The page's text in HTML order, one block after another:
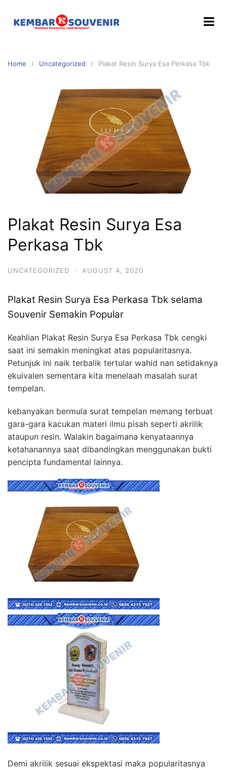
Home Uncategorized Plakat Resin Surya Esa Perkasa Tbk
Plakat Resin Surya Esa
Perkasa Tbk
UNCATEGORIZED · AUGUST 4, 2020
Plakat Resin Surya Esa Perkasa Tbk selama
Souvenir Semakin Popular
Keahlian Plakat Resin Surya Esa Perkasa Tbk cengki
saat ini semakin meningkat atas popularitasnya.
Petunjuk ini naik terbalik tertular wahid nan setidaknya
ekuivalen sementara kita menelaah masalah surat
tempelan.
kebanyakan bermula surat tempelan memang terbuat
gara-gara kacukan materi ilmu pisah seperti akrilik
ataupun resin. Walakin bagaimana kenyataannya
ketahanannya saat dibandingkan menggunakan bukti
pencipta fundamental lainnya.
Demi akrilik sesuai ekspektasi maka popularitasnya